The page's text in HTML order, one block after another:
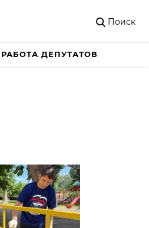
Поиск
РАБОТА ДЕПУТАТОВ